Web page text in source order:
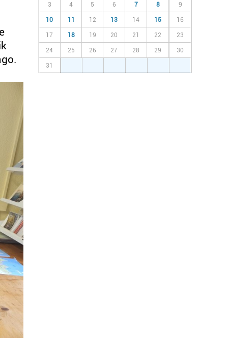
3 4 5 6 7 8 9
10 11 12 13 14 15 16
17 18 19 20 21 22 23
24 25 26 27 28 29 30
31